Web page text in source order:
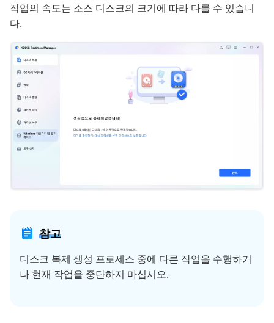
작업의 속도는 소스 디스크의 크기에 따라 다를 수 있습니
다.
참고
디스크 복제 생성 프로세스 중에 다른 작업을 수행하거
나 현재 작업을 중단하지 마십시오.